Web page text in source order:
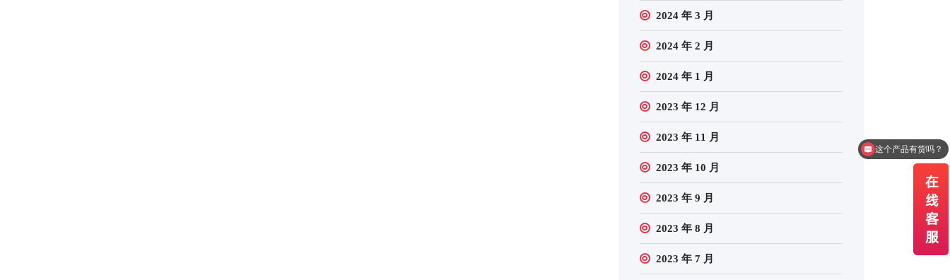
2024 年 3 月
2024 年 2 月
2024 年 1 月
2023 年 12 月
2023 年 11 月
2023 年 10 月
2023 年 9 月
2023 年 8 月
2023 年 7 月
这个产品有货吗？